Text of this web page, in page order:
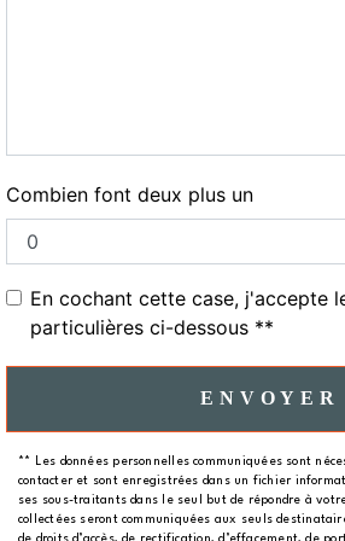
Combien font deux plus un
En cochant cette case, j'accepte
particulières ci-dessous **
ENVOYER
** Les données personnelles communiquées sont
contacter et sont enregistrées dans un fichier
ses sous-traitants dans le seul but de répondre à
collectées seront communiquées aux seuls
de droits d’accès, de rectification, d’effacement, de